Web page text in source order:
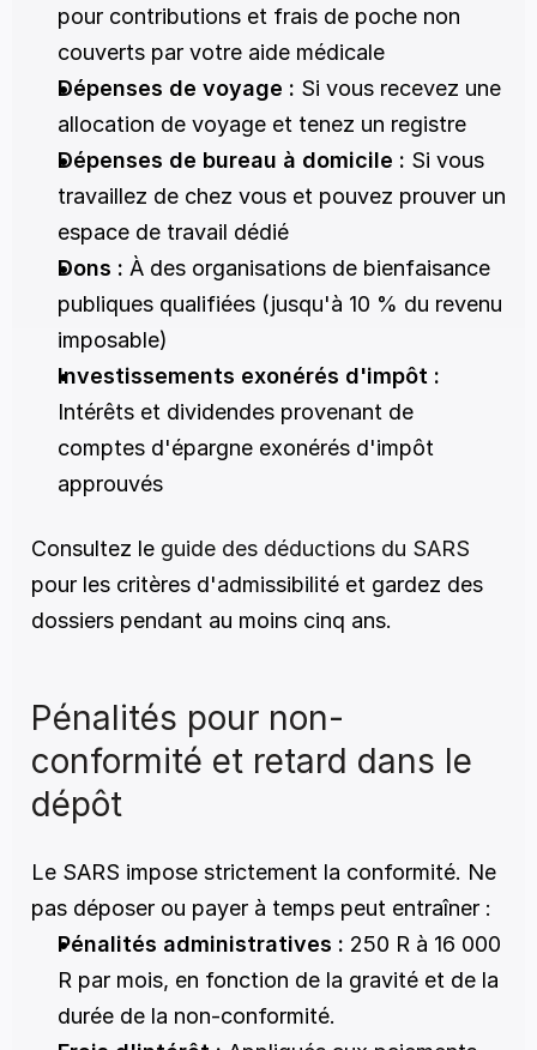
pour contributions et frais de poche non
couverts par votre aide médicale
Dépenses de voyage : Si vous recevez une
allocation de voyage et tenez un registre
Dépenses de bureau à domicile : Si vous
travaillez de chez vous et pouvez prouver un
espace de travail dédié
Dons : À des organisations de bienfaisance
publiques qualifiées (jusqu'à 10 % du revenu
imposable)
Investissements exonérés d'impôt :
Intérêts et dividendes provenant de
comptes d'épargne exonérés d'impôt
approuvés
Consultez le guide des déductions du SARS
pour les critères d'admissibilité et gardez des
dossiers pendant au moins cinq ans.
Pénalités pour non-
conformité et retard dans le
dépôt
Le SARS impose strictement la conformité. Ne
pas déposer ou payer à temps peut entraîner :
Pénalités administratives : 250 R à 16 000
R par mois, en fonction de la gravité et de la
durée de la non-conformité.